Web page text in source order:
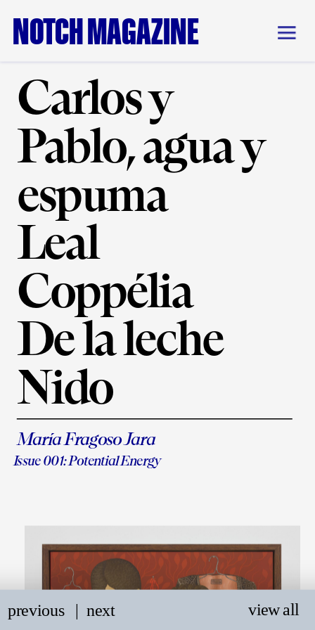
previous
   |
next view all
Carlos y
Pablo, agua y
espuma
Leal
Coppélia
De la leche
Nido
María Fragoso Jara
Issue 001: Potential Energy
NOTCH MAGAZINE